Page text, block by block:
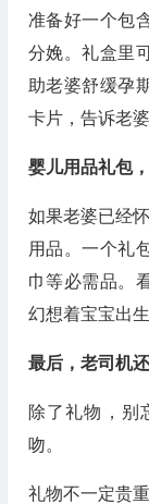
准备好一个包
分娩。礼盒里
助老婆舒缓孕
卡片，告诉老
婴儿用品礼包
如果老婆已经
用品。一个礼
巾等必需品。
幻想着宝宝出
最后，老司机
除了礼物，别
吻。
礼物不一定贵